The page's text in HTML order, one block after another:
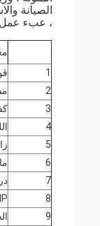
، عبء عمل
1
2
3
4
5
6
7
8
IP
9